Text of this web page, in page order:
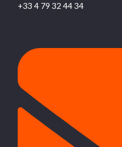
+33 4 79 32 44 34